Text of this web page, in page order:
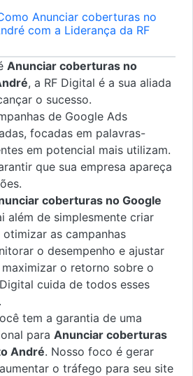
Anunciar coberturas no
com a Liderança da RF
Anunciar coberturas no
, a RF Digital é a sua aliada
o sucesso.
de Google Ads
focadas em palavras-
em potencial mais utilizam.
que sua empresa apareça
coberturas no Google
além de simplesmente criar
as campanhas
o desempenho e ajustar
o retorno sobre o
cuida de todos esses
tem a garantia de uma
para Anunciar coberturas
André. Nosso foco é gerar
o tráfego para seu site